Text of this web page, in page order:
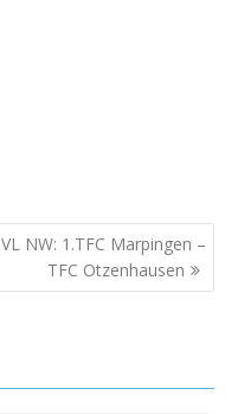
VL NW: 1.TFC Marpingen –
TFC Otzenhausen